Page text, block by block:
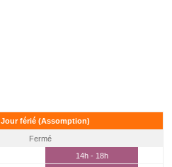
Jour férié (Assomption)
Fermé
14h - 18h